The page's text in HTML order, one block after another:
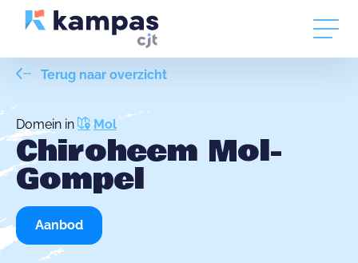
Terug naar overzicht
Domein in Mol
Chiroheem Mol-
Gompel
Aanbod